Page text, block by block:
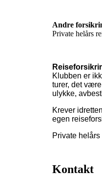
Andre
Private helårs
Klubben er
turer, det
ulykke,
Krever
egen
Private
Kontakt